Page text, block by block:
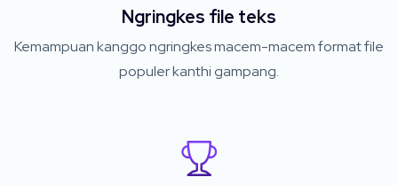
Ngringkes file teks
Kemampuan kanggo ngringkes macem-macem format file
populer kanthi gampang.